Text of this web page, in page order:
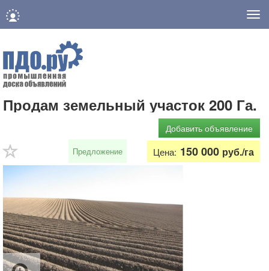
Продам земельный участок 200 Га.
Добавить объявление
Предложение Цена: 150 000 руб./га